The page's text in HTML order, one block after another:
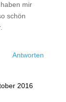
mir
schön
Antworten
2016